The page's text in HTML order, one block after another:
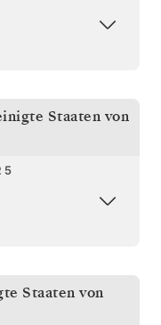
Staaten von
5
Staaten von